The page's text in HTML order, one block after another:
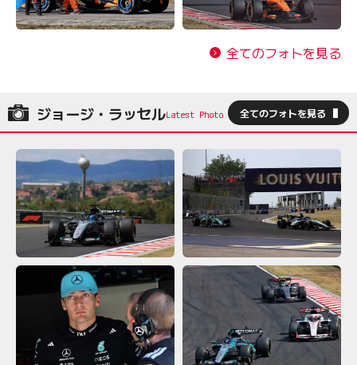
全てのフォトを見る
ジョージ・ラッセル 全てのフォトを見る